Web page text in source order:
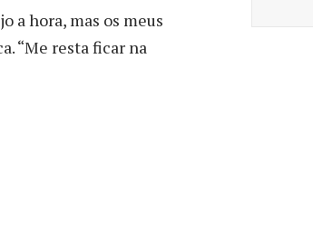
a hora, mas os meus
“Me resta ficar na